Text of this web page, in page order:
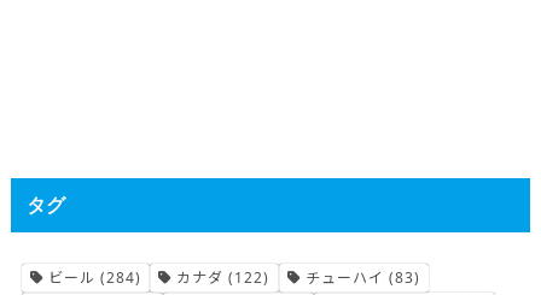
タグ
ビール (284) カナダ (122) チューハイ (83)